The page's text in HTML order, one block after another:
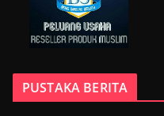
PUSTAKA BERITA